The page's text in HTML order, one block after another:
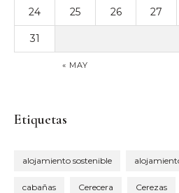
« MAY
24 25 26 27
31
Etiquetas
alojamiento sostenible
cabañas Cerecera Cerezas